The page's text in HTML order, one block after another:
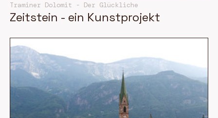
Traminer Dolomit - Der Glückliche
Zeitstein - ein Kunstprojekt